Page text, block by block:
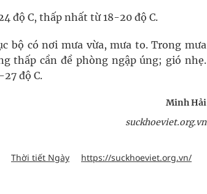
độ C, thấp nhất từ 18-20 độ C.
bộ có nơi mưa vừa, mưa to. Trong mưa
thấp cần đề phòng ngập úng; gió nhẹ.
độ C.
Minh Hải
suckhoeviet.org.vn
Thời tiết Ngày https://suckhoeviet.org.vn/